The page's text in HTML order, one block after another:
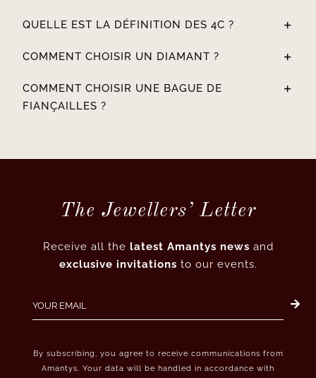
QUELLE EST LA DÉFINITION DES 4C ?
COMMENT CHOISIR UN DIAMANT ?
COMMENT CHOISIR UNE BAGUE DE
FIANÇAILLES ?
The Jewellers’ Letter
Receive all the latest Amantys news and
exclusive invitations to our events.
By subscribing, you agree to receive communications from
Amantys. Your data will be handled in accordance with